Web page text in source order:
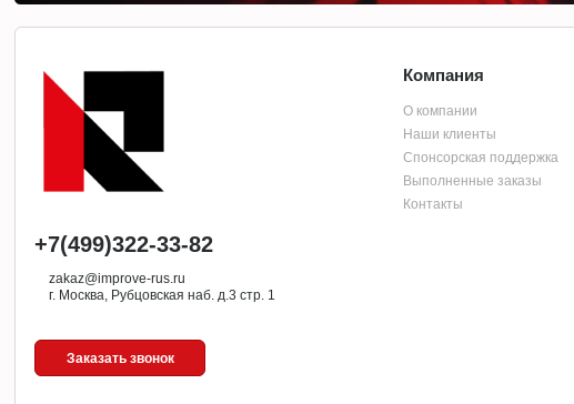
+7(499)322-33-82
zakaz@improve-rus.ru
г. Москва, Рубцовская наб. д.3 стр. 1
Заказать звонок
Компания
О компании
Наши клиенты
Спонсорская поддержка
Выполненные заказы
Контакты